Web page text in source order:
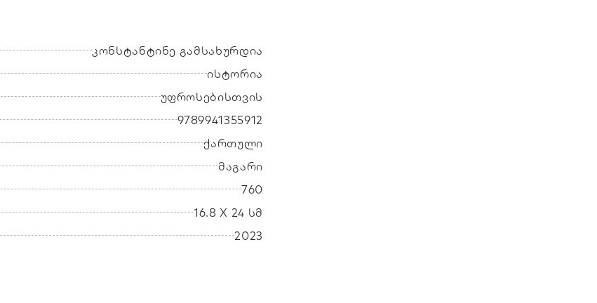
კონსტანტინე გამსახურდია
ისტორია
უფროსებისთვის
9789941355912
ქართული
მაგარი
760
16.8 X 24 სმ
2023